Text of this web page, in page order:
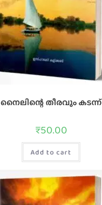
നൈലിന്റെ തീരവും കടന്ന്
₹50.00
Add to cart